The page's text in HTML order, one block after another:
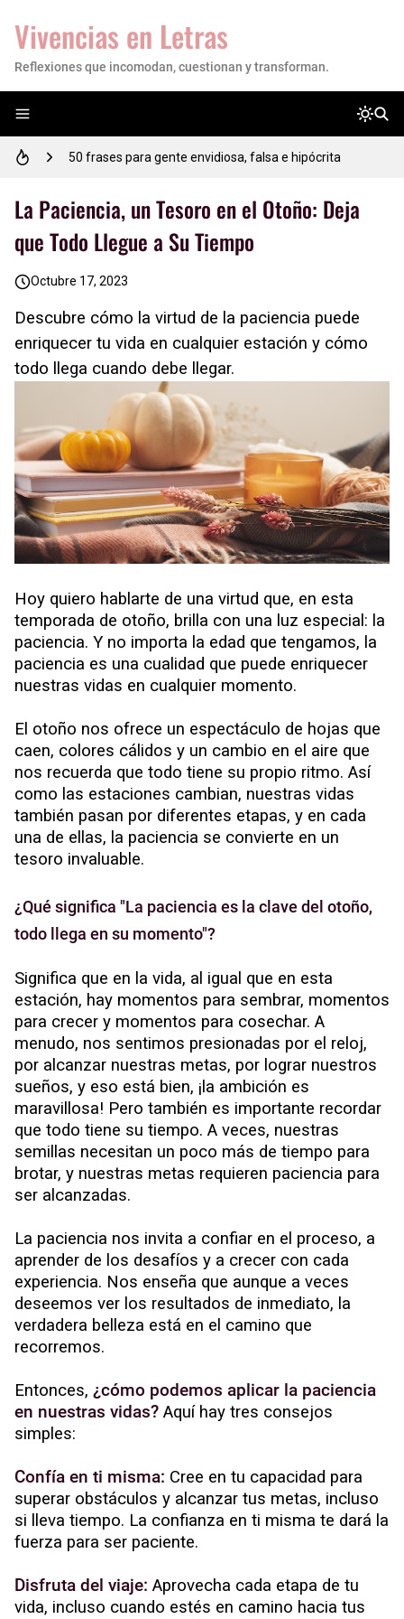
Vivencias en Letras
Reflexiones que incomodan, cuestionan y transforman.
53 FRASES sabias importantes para reflexionar tu vida
✎Reflexión para un estudiante✍
Reflexión de la vida en primavera: florecer no es cambiar de identidad
La Paciencia, un Tesoro en el Otoño: Deja
que Todo Llegue a Su Tiempo
Octubre 17, 2023
Descubre cómo la virtud de la paciencia puede
enriquecer tu vida en cualquier estación y cómo
todo llega cuando debe llegar.
Hoy quiero hablarte de una virtud que, en esta
temporada de otoño, brilla con una luz especial: la
paciencia. Y no importa la edad que tengamos, la
paciencia es una cualidad que puede enriquecer
nuestras vidas en cualquier momento.
El otoño nos ofrece un espectáculo de hojas que
caen, colores cálidos y un cambio en el aire que
nos recuerda que todo tiene su propio ritmo. Así
como las estaciones cambian, nuestras vidas
también pasan por diferentes etapas, y en cada
una de ellas, la paciencia se convierte en un
tesoro invaluable.
¿Qué significa "La paciencia es la clave del otoño,
todo llega en su momento"?
Significa que en la vida, al igual que en esta
estación, hay momentos para sembrar, momentos
para crecer y momentos para cosechar. A
menudo, nos sentimos presionadas por el reloj,
por alcanzar nuestras metas, por lograr nuestros
sueños, y eso está bien, ¡la ambición es
maravillosa! Pero también es importante recordar
que todo tiene su tiempo. A veces, nuestras
semillas necesitan un poco más de tiempo para
brotar, y nuestras metas requieren paciencia para
ser alcanzadas.
La paciencia nos invita a confiar en el proceso, a
aprender de los desafíos y a crecer con cada
experiencia. Nos enseña que aunque a veces
deseemos ver los resultados de inmediato, la
verdadera belleza está en el camino que
recorremos.
Entonces, ¿cómo podemos aplicar la paciencia
en nuestras vidas? Aquí hay tres consejos
simples:
Confía en ti misma: Cree en tu capacidad para
superar obstáculos y alcanzar tus metas, incluso
si lleva tiempo. La confianza en ti misma te dará la
fuerza para ser paciente.
Disfruta del viaje: Aprovecha cada etapa de tu
vida, incluso cuando estés en camino hacia tus